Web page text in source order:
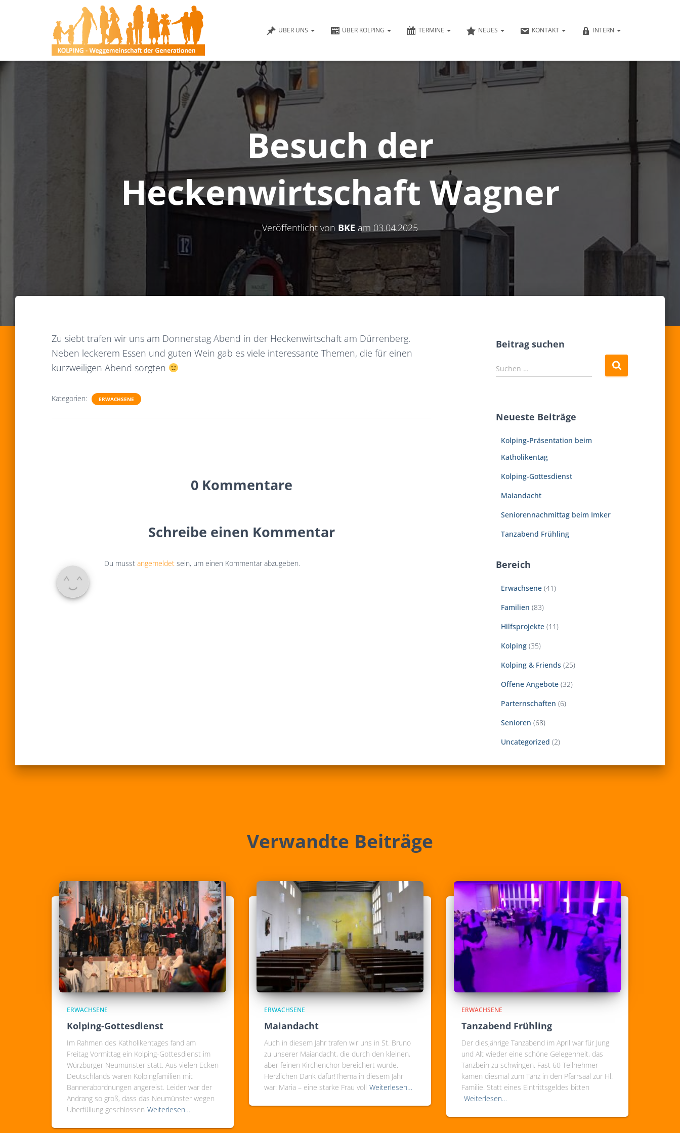
ÜBER UNS ÜBER KOLPING TERMINE NEUES KONTAKT INTERN
Besuch der
Heckenwirtschaft Wagner
Veröffentlicht von BKE am 03.04.2025
Zu siebt trafen wir uns am Donnerstag Abend in der Heckenwirtschaft am Dürrenberg.
Neben leckerem Essen und guten Wein gab es viele interessante Themen, die für einen
kurzweiligen Abend sorgten
Kategorien: ERWACHSENE
0 Kommentare
Schreibe einen Kommentar
Du musst angemeldet sein, um einen Kommentar abzugeben.
Beitrag suchen
S
u
n
Suchen …
Neueste Beiträge
Kolping-Präsentation beim
Katholikentag
Kolping-Gottesdienst
Maiandacht
Seniorennachmittag beim Imker
Tanzabend Frühling
Bereich
Erwachsene(41)
Familien (83)
Hilfsprojekte(11)
Kolping(35)
Kolping & Friends (25)
Offene Angebote(32)
Parternschaften (6)
Senioren (68)
Uncategorized (2)
Verwandte Beiträge
ERWACHSENE
Kolping-Gottesdienst
Im Rahmen des Katholikentages fand am
Freitag Vormittag ein Kolping-Gottesdienst im
Würzburger Neumünster statt. Aus vielen Ecken
Deutschlands waren Kolpingfamilien mit
Bannerabordnungen angereist. Leider war der
Andrang so groß, dass das Neumünster wegen
Überfüllung geschlossen Weiterlesen…
ERWACHSENE
Maiandacht
Auch in diesem Jahr trafen wir uns in St. Bruno
zu unserer Maiandacht, die durch den kleinen,
aber feinen Kirchenchor bereichert wurde.
Herzlichen Dank dafür!Thema in diesem Jahr
war: Maria – eine starke Frau voll Weiterlesen…
ERWACHSENE
Tanzabend Frühling
Der diesjährige Tanzabend im April war für Jung
und Alt wieder eine schöne Gelegenheit, das
Tanzbein zu schwingen. Fast 60 Teilnehmer
kamen diesmal zum Tanz in den Pfarrsaal zur Hl.
Familie. Statt eines Eintrittsgeldes bitten
Weiterlesen…